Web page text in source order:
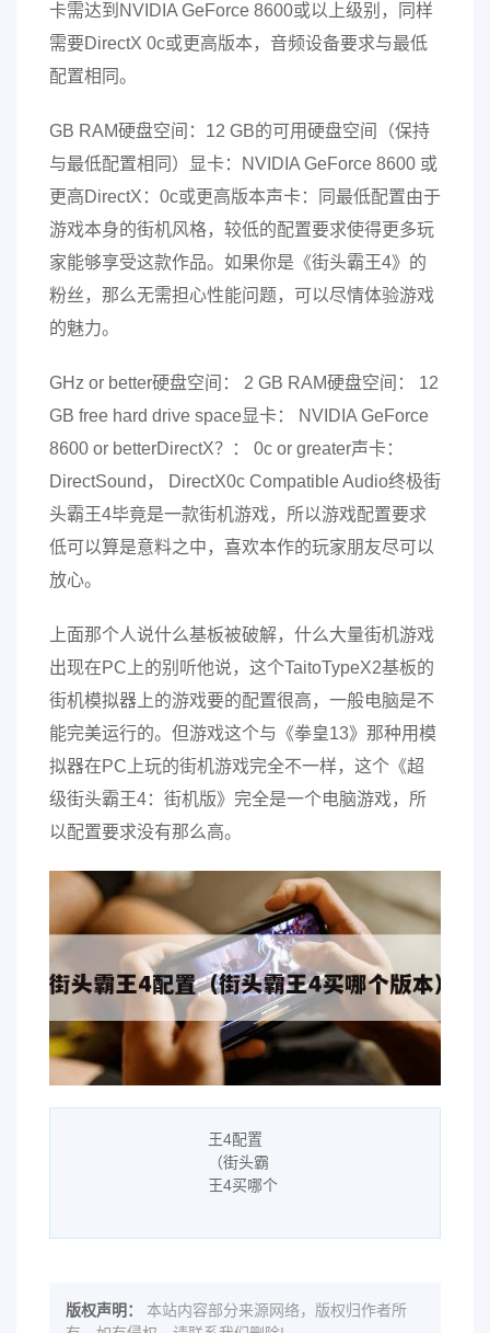
卡需达到NVIDIA GeForce 8600或以上级别，同样
需要DirectX 0c或更高版本，音频设备要求与最低
配置相同。
GB RAM硬盘空间：12 GB的可用硬盘空间（保持
与最低配置相同）显卡：NVIDIA GeForce 8600 或
更高DirectX：0c或更高版本声卡：同最低配置由于
游戏本身的街机风格，较低的配置要求使得更多玩
家能够享受这款作品。如果你是《街头霸王4》的
粉丝，那么无需担心性能问题，可以尽情体验游戏
的魅力。
GHz or better硬盘空间： 2 GB RAM硬盘空间： 12
GB free hard drive space显卡： NVIDIA GeForce
8600 or betterDirectX？： 0c or greater声卡：
DirectSound， DirectX0c Compatible Audio终极街
头霸王4毕竟是一款街机游戏，所以游戏配置要求
低可以算是意料之中，喜欢本作的玩家朋友尽可以
放心。
上面那个人说什么基板被破解，什么大量街机游戏
出现在PC上的别听他说，这个TaitoTypeX2基板的
街机模拟器上的游戏要的配置很高，一般电脑是不
能完美运行的。但游戏这个与《拳皇13》那种用模
拟器在PC上玩的街机游戏完全不一样，这个《超
级街头霸王4：街机版》完全是一个电脑游戏，所
以配置要求没有那么高。
版权声明：
本站内容部分来源网络，版权归作者所